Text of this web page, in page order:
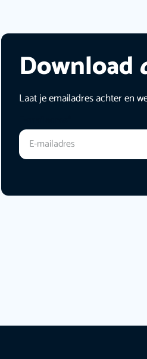
Download
Laat je emailadres achter en